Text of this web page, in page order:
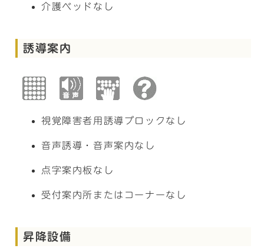
介護ベッドなし
誘導案内
視覚障害者用誘導ブロックなし
音声誘導・音声案内なし
点字案内板なし
受付案内所またはコーナーなし
昇降設備